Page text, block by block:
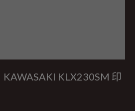
KAWASAKI KLX230SM 印